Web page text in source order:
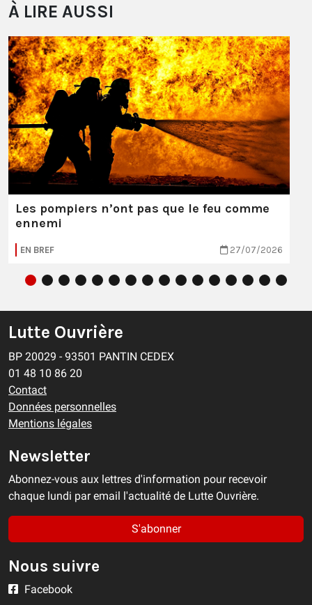
À LIRE AUSSI
Les pompiers n’ont pas que le feu comme
ennemi
EN BREF 27/07/2026
Lutte Ouvrière
BP 20029 - 93501 PANTIN CEDEX
01 48 10 86 20
Contact
Données personnelles
Mentions légales
Newsletter
Abonnez-vous aux lettres d'information pour recevoir
chaque lundi par email l'actualité de Lutte Ouvrière.
S'abonner
Nous suivre
Facebook